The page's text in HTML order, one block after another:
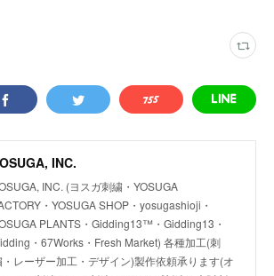
INC.
INC. (ヨスガ刺繍・YOSUGA
・YOSUGA SHOP・yosugashioji・
PLANTS・Gidding13™・Gidding13・
・67Works・Fresh Market) 各種加工(刺
・レーザー加工・デザイン)製作依頼承ります(オ